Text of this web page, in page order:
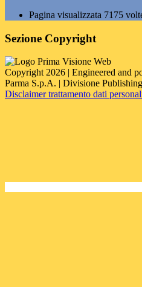
Pagina visualizzata 7175
Sezione Copyright
Copyright 2026 | Engineered and
Parma S.p.A. | Divisione
Disclaimer trattamento dati